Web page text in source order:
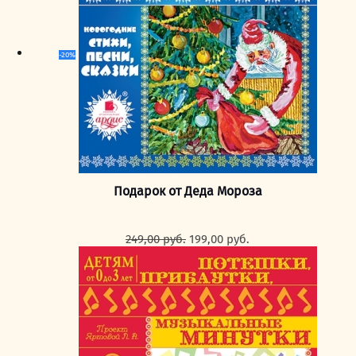
-20%
Подарок от Деда Мороза
249,00руб. Первоначальная
составляла
249,00 руб..
199,00 руб.
199,00 руб..